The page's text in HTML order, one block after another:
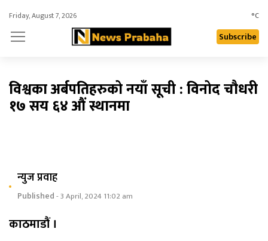
Friday, August 7, 2026 °C
Subscribe
विश्वका अर्बपतिहरुको नयाँ सूची : विनोद चौधरी
१७ सय ६४ औं स्थानमा
न्युज प्रवाह
Published- 3 April, 2024 11:02 am
काठमाडौं ।